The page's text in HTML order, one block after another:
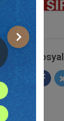
Sonraki
360